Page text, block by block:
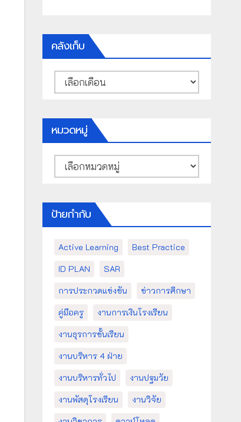
คลังเก็บ
คลัง
เก็บ
หมวดหมู่
หมวด
หมู่
ป้ายกำกับ
Active Learning
Best Practice
ID PLAN
SAR
การประกวดแข่งขัน
ข่าวการศึกษา
คู่มือครู
งานการเงินโรงเรียน
งานธุรการชั้นเรียน
งานบริหาร 4 ฝ่าย
งานบริหารทั่วไป
งานปฐมวัย
งานพัสดุโรงเรียน
งานวิจัย